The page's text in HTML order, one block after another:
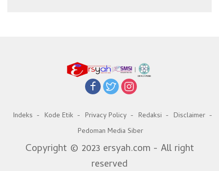
Indeks Kode Etik Privacy Policy Redaksi
Disclaimer
Pedoman Media Siber
Copyright © 2023 ersyah.com - All right
reserved